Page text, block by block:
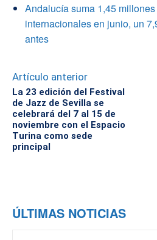
Andalucía suma 1,45
internacionales en junio, un
antes
Artículo anterior
La 23 edición del Festival
de Jazz de Sevilla se
celebrará del 7 al 15 de
noviembre con el Espacio
Turina como sede
principal
ÚLTIMAS NOTICIAS